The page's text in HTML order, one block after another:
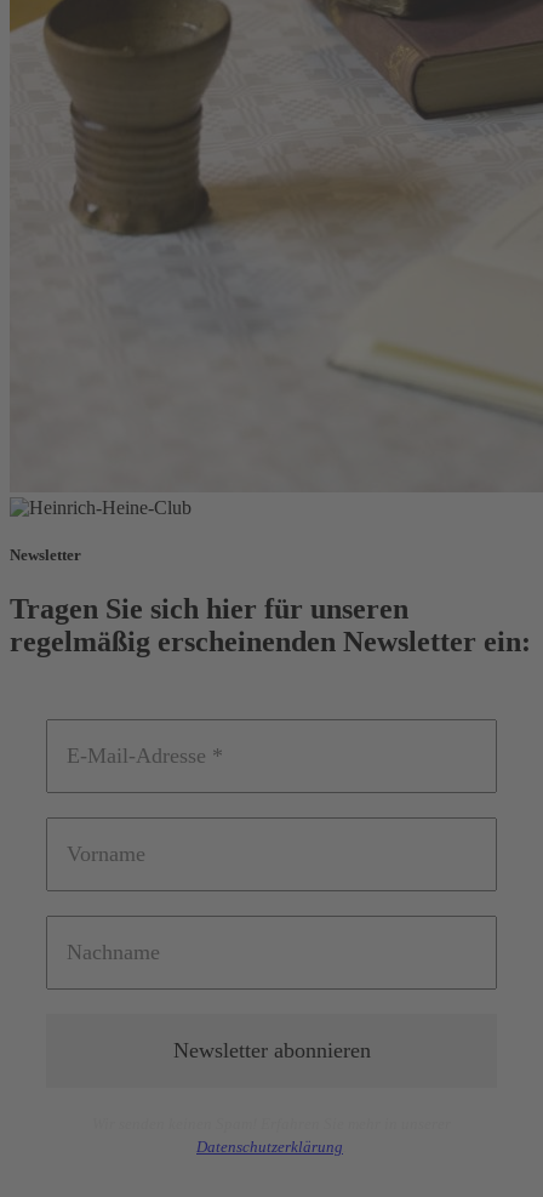
Newsletter
Tragen Sie sich hier für unseren
regelmäßig erscheinenden Newsletter ein:
Datenschutzerklärung